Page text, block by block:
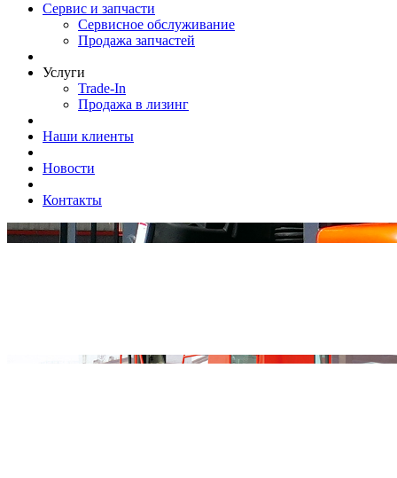
Сервис и запчасти
Сервисное обслуживание
Продажа запчастей
Услуги
Trade-In
Продажа в лизинг
Наши клиенты
Новости
Контакты